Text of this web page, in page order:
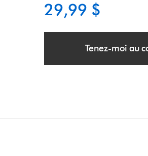
29,99 $
Tenez-moi au